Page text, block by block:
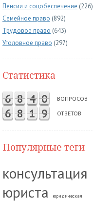
Пенсии и соцобеспечение (226)
Семейное право (892)
Трудовое право (643)
Уголовное право (297)
Статистика
6 8 4 0 ВОПРОСОВ
6 8 1 9 ОТВЕТОВ
Популярные теги
консультация
юриста
юридическая